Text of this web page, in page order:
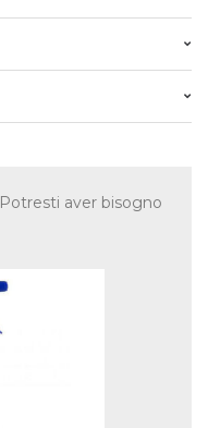
Potresti aver bisogno